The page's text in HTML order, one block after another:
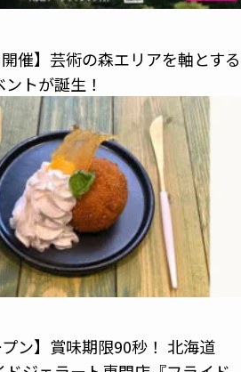
催】芸術の森エリアを軸とする
トが誕生！
プン】賞味期限90秒！ 北海道